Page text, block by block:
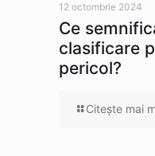
12 octombrie 2024
Ce
clasificare
pericol?
Citeşte mai